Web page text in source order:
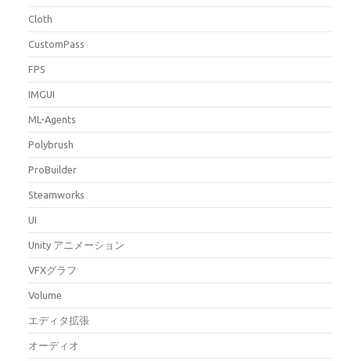
Cloth
CustomPass
FPS
IMGUI
ML-Agents
Polybrush
ProBuilder
Steamworks
UI
Unity アニメーション
VFXグラフ
Volume
エディタ拡張
オーディオ